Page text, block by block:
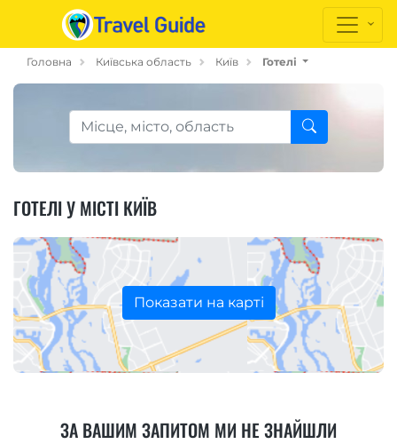
Головна Київська область Київ Готелі
ГОТЕЛІ У МІСТІ КИЇВ
Показати на карті
ЗА ВАШИМ ЗАПИТОМ МИ НЕ ЗНАЙШЛИ